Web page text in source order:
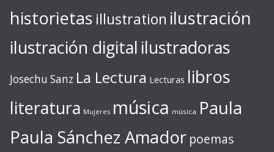
historietas illustration ilustración
ilustración digital ilustradoras
Josechu Sanz La Lectura Lecturas libros
literatura Mujeres música música Paula
Paula Sánchez Amador poemas